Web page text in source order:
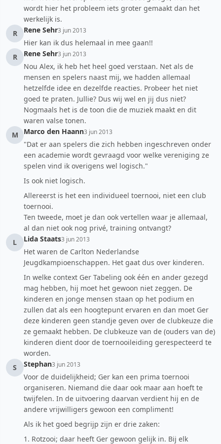
wordt hier het probleem iets groter gemaakt dan het
werkelijk is.
R
Rene Sehr3 jun 2013
Hier kan ik dus helemaal in mee gaan!!
R
Rene Sehr3 jun 2013
Nou Alex, ik heb het heel goed verstaan. Net als de
mensen en spelers naast mij, we hadden allemaal
hetzelfde idee en dezelfde reacties. Probeer het niet
goed te praten. Jullie? Dus wij wel en jij dus niet?
Nogmaals het is de toon die de muziek maakt en dit
waren valse tonen.
M
Marco den Haann3 jun 2013
"Dat er aan spelers die zich hebben ingeschreven onder
een academie wordt gevraagd voor welke vereniging ze
spelen vind ik overigens wel logisch."
Is ook niet logisch.
Allereerst is het een individueel toernooi, niet een club
toernooi.
Ten tweede, moet je dan ook vertellen waar je allemaal,
al dan niet ook nog privé, training ontvangt?
L
Lida Staats3 jun 2013
Het waren de Carlton Nederlandse
Jeugdkampioenschappen. Het gaat dus over kinderen.
In welke context Ger Tabeling ook één en ander gezegd
mag hebben, hij moet het gewoon niet zeggen. De
kinderen en jonge mensen staan op het podium en
zullen dat als een hoogtepunt ervaren en dan moet Ger
deze kinderen geen standje geven over de clubkeuze die
ze gemaakt hebben. De clubkeuze van de (ouders van de)
kinderen dient door de toernooileiding gerespecteerd te
worden.
S
Stephan3 jun 2013
Voor de duidelijkheid; Ger kan een prima toernooi
organiseren. Niemand die daar ook maar aan hoeft te
twijfelen. In de uitvoering daarvan verdient hij en de
andere vrijwilligers gewoon een compliment!
Als ik het goed begrijp zijn er drie zaken:
1. Rotzooi; daar heeft Ger gewoon gelijk in. Bij elk